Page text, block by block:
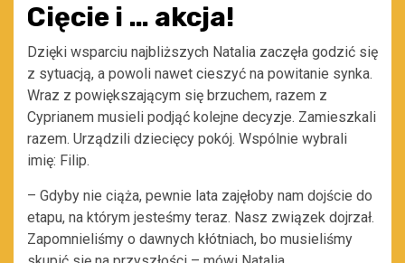
Cięcie i … akcja!
Dzięki wsparciu najbliższych Natalia zaczęła godzić się
z sytuacją, a powoli nawet cieszyć na powitanie synka.
Wraz z powiększającym się brzuchem, razem z
Cyprianem musieli podjąć kolejne decyzje. Zamieszkali
razem. Urządzili dziecięcy pokój. Wspólnie wybrali
imię: Filip.
– Gdyby nie ciąża, pewnie lata zajęłoby nam dojście do
etapu, na którym jesteśmy teraz. Nasz związek dojrzał.
Zapomnieliśmy o dawnych kłótniach, bo musieliśmy